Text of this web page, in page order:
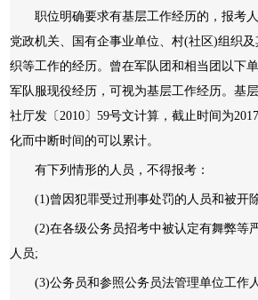
职位明确要求有基层工作经历的，报考人
党政机关、国有企事业单位、村(社区)组织
织等工作的经历。曾在军队团和相当团以下
军队服现役经历，可视为基层工作经历。基
社厅发〔2010〕59号文计算，截止时间为
化而中断时间的可以累计。
有下列情形的人员，不得报考：
(1)曾因犯罪受过刑事处罚的人员和被开
(2)在各级公务员招考中被认定有舞弊等
人员;
(3)公务员和参照公务员法管理单位工作